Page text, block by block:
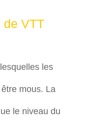
de VTT
les
mous. La
le niveau du